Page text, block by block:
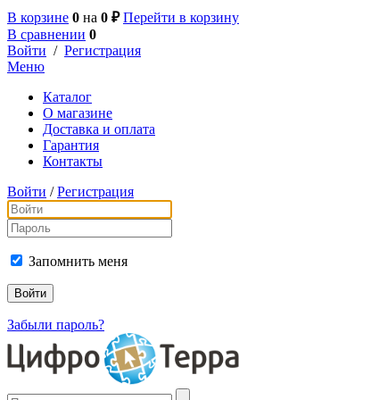
В корзине 0 на 0 ₽ Перейти в корзину
В сравнении 0
Войти / Регистрация
Меню
Каталог
О магазине
Доставка и оплата
Гарантия
Контакты
Войти / Регистрация
Запомнить меня
Забыли пароль?